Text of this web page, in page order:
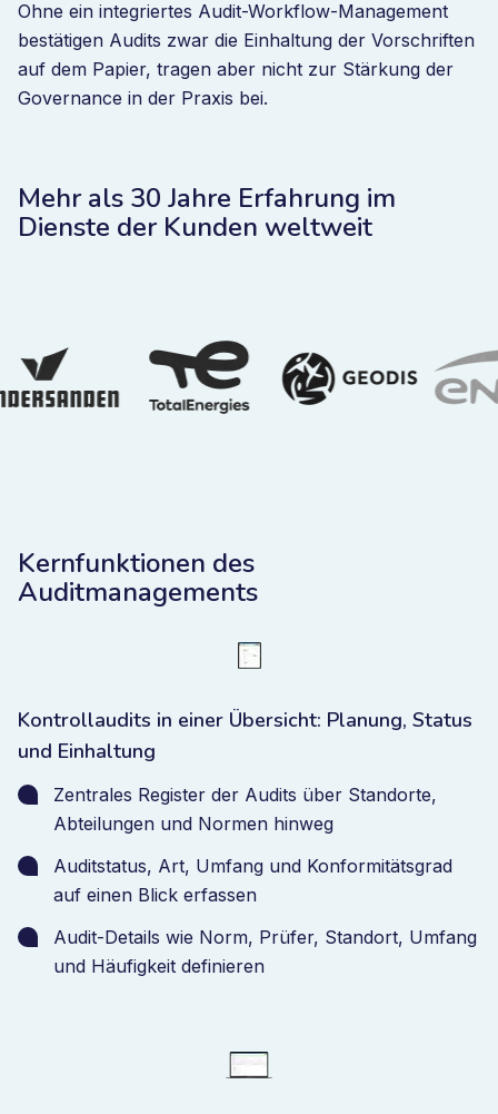
Ohne ein integriertes Audit-Workflow-Management
bestätigen Audits zwar die Einhaltung der Vorschriften
auf dem Papier, tragen aber nicht zur Stärkung der
Governance in der Praxis bei.
Mehr als 30 Jahre Erfahrung im
Dienste der Kunden weltweit
Kernfunktionen des
Auditmanagements
Kontrollaudits in einer Übersicht: Planung, Status
und Einhaltung
Zentrales Register der Audits über Standorte,
Abteilungen und Normen hinweg
Auditstatus, Art, Umfang und Konformitätsgrad
auf einen Blick erfassen
Audit-Details wie Norm, Prüfer, Standort, Umfang
und Häufigkeit definieren